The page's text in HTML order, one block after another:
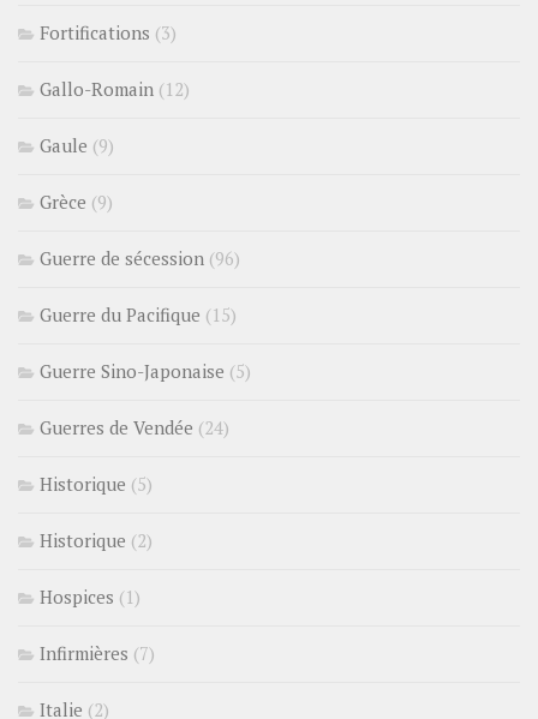
Fortifications (3)
Gallo-Romain (12)
Gaule (9)
Grèce (9)
Guerre de sécession (96)
Guerre du Pacifique (15)
Guerre Sino-Japonaise (5)
Guerres de Vendée (24)
Historique (5)
Historique (2)
Hospices (1)
Infirmières (7)
Italie (2)